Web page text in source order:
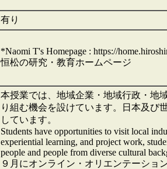
有り
*Naomi T's Homepage : https://
恒松の研究・教育ホームページ
本授業では、地域企業・地域行政・地
り組む機会を設けています。日本及び
しています。
Students have opportunities to visit local
experiential learning, and project work,
people and people from diverse cultural
９月にオンライン・オリエンテーショ